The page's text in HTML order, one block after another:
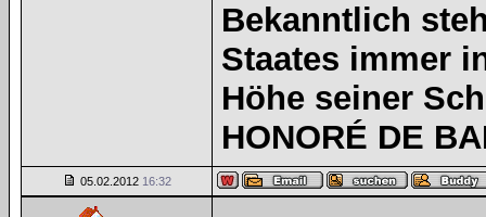
Bekanntlich
Staates immer
Höhe seiner
HONORÉ DE
05.02.2012 16:32